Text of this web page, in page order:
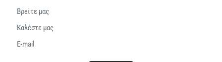
Βρείτε μας
Καλέστε μας
E-mail